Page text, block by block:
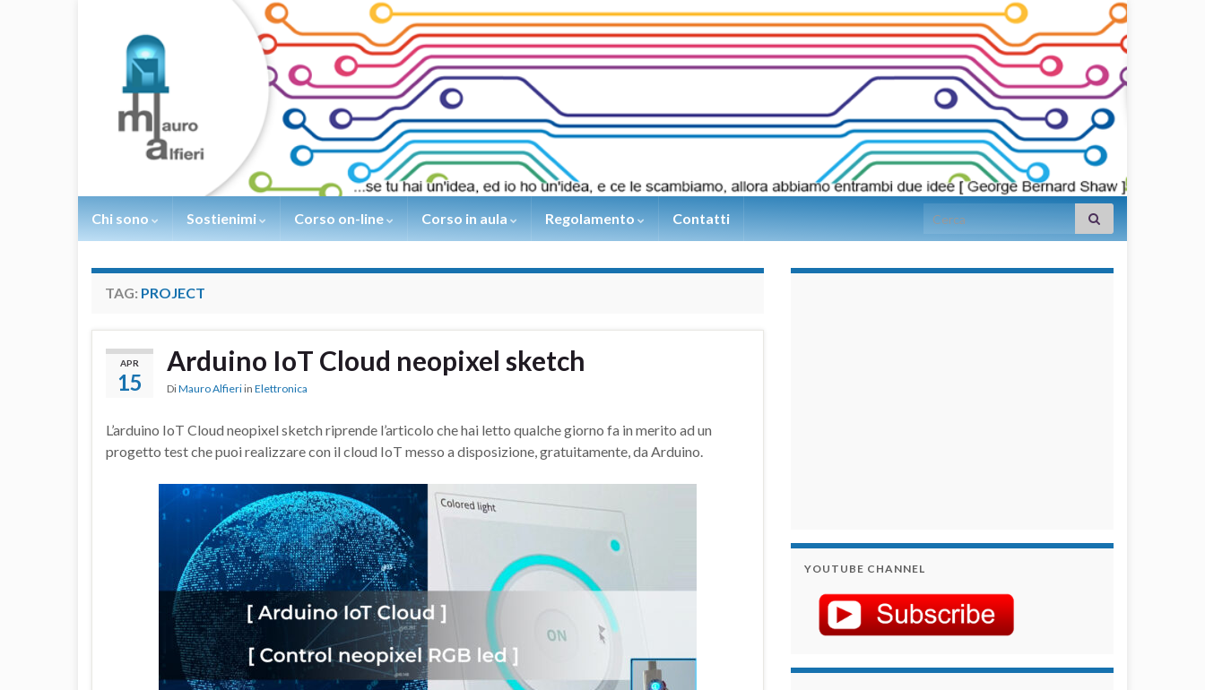
Chi sono Sostienimi Corso on-line Corso in aula Regolamento Contatti Search for:
TAG: PROJECT
APR
15
Arduino IoT Cloud neopixel sketch
DiMauro Alfieri in Elettronica
L’arduino IoT Cloud neopixel sketch riprende l’articolo che hai letto qualche giorno fa in merito ad un
progetto test che puoi realizzare con il cloud IoT messo a disposizione, gratuitamente, da Arduino.
YOUTUBE CHANNEL